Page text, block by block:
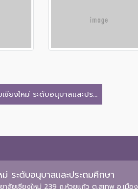
ชียงใหม่ ระดับอนุบาลและปร...
ระดับอนุบาลและประถมศึกษา
ลัยเชียงใหม่ 239 ถ.ห้วยแก้ว ต.สุเทพ อ.เมือง